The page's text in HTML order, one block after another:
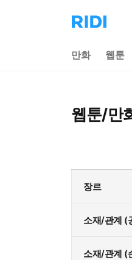
리
디
으
만화 웹툰
웹툰/만
장르
소재/관계 (
소재/관계 (